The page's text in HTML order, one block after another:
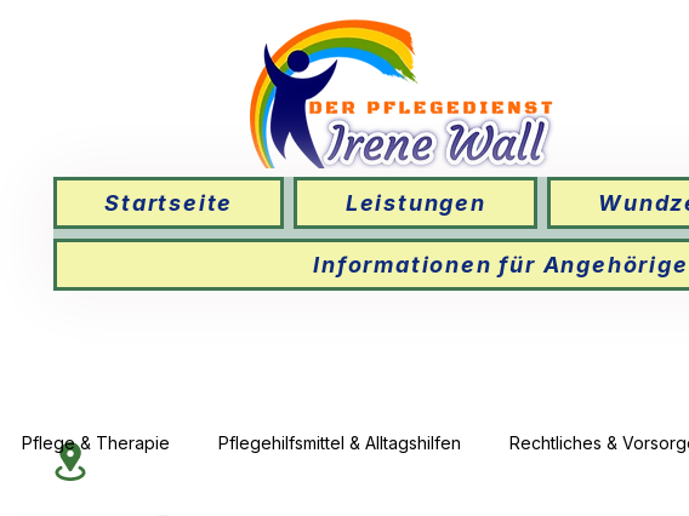
Startseite Leistungen
Informationen für Angehörige
Pflege & Therapie Pflegehilfsmittel & Alltagshilfen Rechtliches &